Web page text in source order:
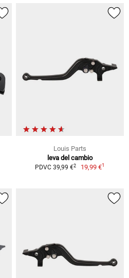
Louis Parts
leva del cambio
PDVC 39,99 €2 19,99 €1